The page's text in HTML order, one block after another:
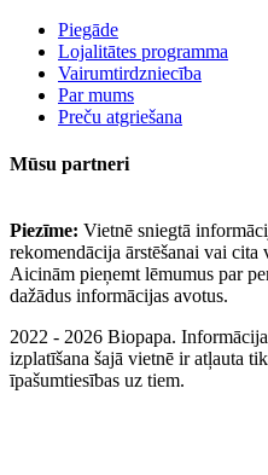
Piegāde
Lojalitātes programma
Vairumtirdzniecība
Par mums
Preču atgriešana
Mūsu partneri
Piezīme: Vietnē sniegtā
rekomendācija ārstēšanai vai cita
Aicinām pieņemt lēmumus par
dažādus informācijas avotus.
2022 - 2026 Biopapa.
izplatīšana šajā vietnē ir atļauta
īpašumtiesības uz tiem.